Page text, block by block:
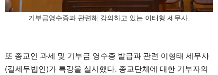
기부금영수증과 관련해 강의하고 있는 이태형 세무사.
또 종교인 과세 및 기부금 영수증 발급과 관련 이형태 세무사
(길세무법인)가 특강을 실시했다. 종교단체에 대한 기부자의